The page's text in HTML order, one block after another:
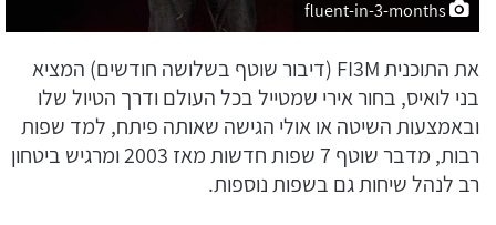
את התוכנית FI3M (דיבור שוטף בשלושה חודשים) המציא
בני לואיס, בחור אירי שמטייל בכל העולם ודרך הטיול שלו
ובאמצעות השיטה או אולי הגישה שאותה פיתח, למד שפות
רבות, מדבר שוטף 7 שפות חדשות מאז 2003 ומרגיש ביטחון
רב לנהל שיחות גם בשפות נוספות.